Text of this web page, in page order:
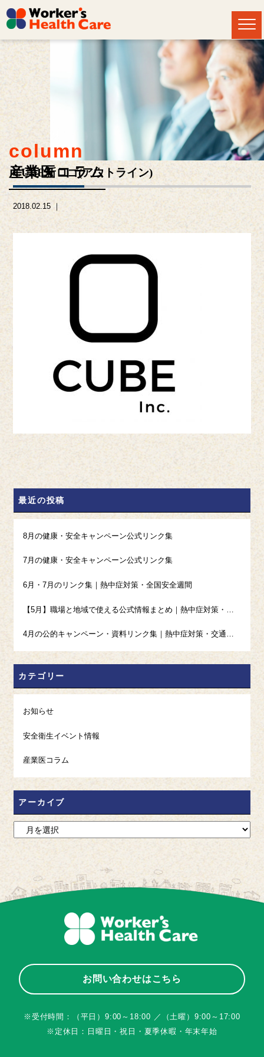
column
産業医コラム
CUBE新ロゴ(アウトライン)
2018.02.15 ｜
最近の投稿
8月の健康・安全キャンペーン公式リンク集
7月の健康・安全キャンペーン公式リンク集
6月・7月のリンク集｜熱中症対策・全国安全週間
4月の公的キャンペーン・資料リンク集｜熱中症対策・交通安全・発達障害啓発・ストレスチェック
カテゴリー
お知らせ
安全衛生イベント情報
産業医コラム
アーカイブ
お問い合わせはこちら
※受付時間：（平日）9:00～18:00 ／（土曜）9:00～17:00
※定休日：日曜日・祝日・夏季休暇・年末年始